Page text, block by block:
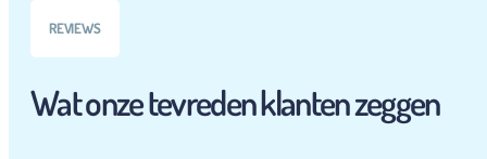
REVIEWS
Wat onze tevreden klanten zeggen